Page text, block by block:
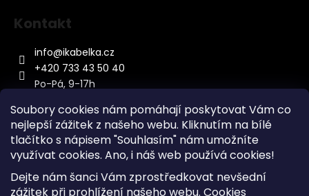
Soubory cookies nám pomáhají poskytovat Vám co
nejlepší zážitek z našeho webu. Kliknutím na bílé
tlačítko s nápisem "Souhlasím" nám umožníte
využívat cookies. Ano, i náš web používá cookies!
Dejte nám šanci Vám zprostředkovat nevšední
zážitek při prohlížení našeho webu. Cookies
Kontakt
info@ikabelka.cz
+420 733 43 50 40
Po-Pá, 9-17h
Kontakt
Sitemap